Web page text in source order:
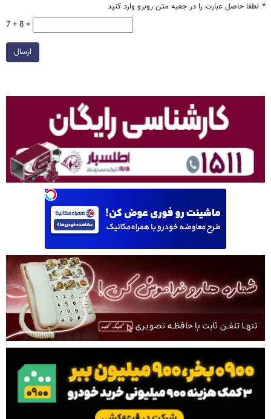
* لطفا حاصل عبارت را در جعبه متن روبرو وارد کنید
7 + 8 =
ارسال